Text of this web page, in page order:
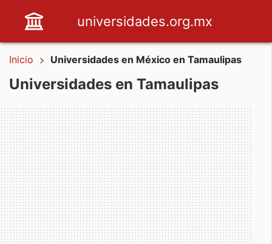
universidades.org.mx
Inicio Universidades en México en Tamaulipas
Universidades en Tamaulipas